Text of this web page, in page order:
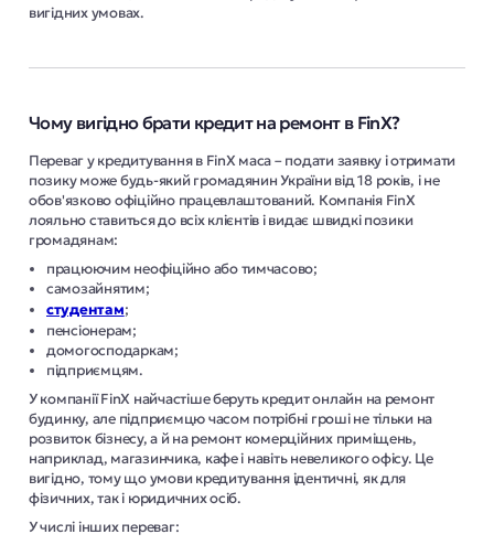
вигідних умовах.
Чому вигідно брати кредит на ремонт в FinX?
Переваг у кредитування в FinX маса – подати заявку і отримати
позику може будь-який громадянин України від 18 років, і не
обов'язково офіційно працевлаштований. Компанія FinX
лояльно ставиться до всіх клієнтів і видає швидкі позики
громадянам:
працюючим неофіційно або тимчасово;
самозайнятим;
студентам;
пенсіонерам;
домогосподаркам;
підприємцям.
У компанії FinX найчастіше беруть кредит онлайн на ремонт
будинку, але підприємцю часом потрібні гроші не тільки на
розвиток бізнесу, а й на ремонт комерційних приміщень,
наприклад, магазинчика, кафе і навіть невеликого офісу. Це
вигідно, тому що умови кредитування ідентичні, як для
фізичних, так і юридичних осіб.
У числі інших переваг: